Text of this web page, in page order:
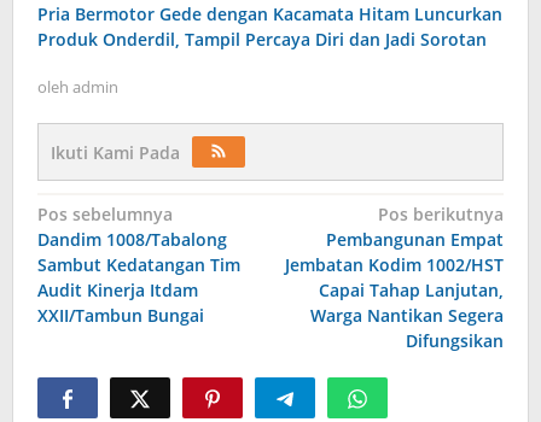
Pria Bermotor Gede dengan Kacamata Hitam Luncurkan
Produk Onderdil, Tampil Percaya Diri dan Jadi Sorotan
oleh admin
Ikuti Kami Pada
Navigasi
pos
Pos sebelumnya
Dandim 1008/Tabalong
Sambut Kedatangan Tim
Audit Kinerja Itdam
XXII/Tambun Bungai
Pos berikutnya
Pembangunan Empat
Jembatan Kodim 1002/HST
Capai Tahap Lanjutan,
Warga Nantikan Segera
Difungsikan